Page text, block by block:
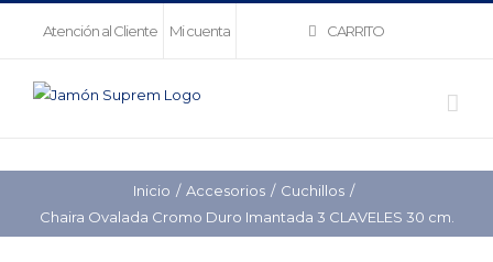
Atención al Cliente Mi cuenta CARRITO
Inicio Accesorios
Cuchillos
Chaira Ovalada Cromo Duro Imantada 3 CLAVELES 30 cm.